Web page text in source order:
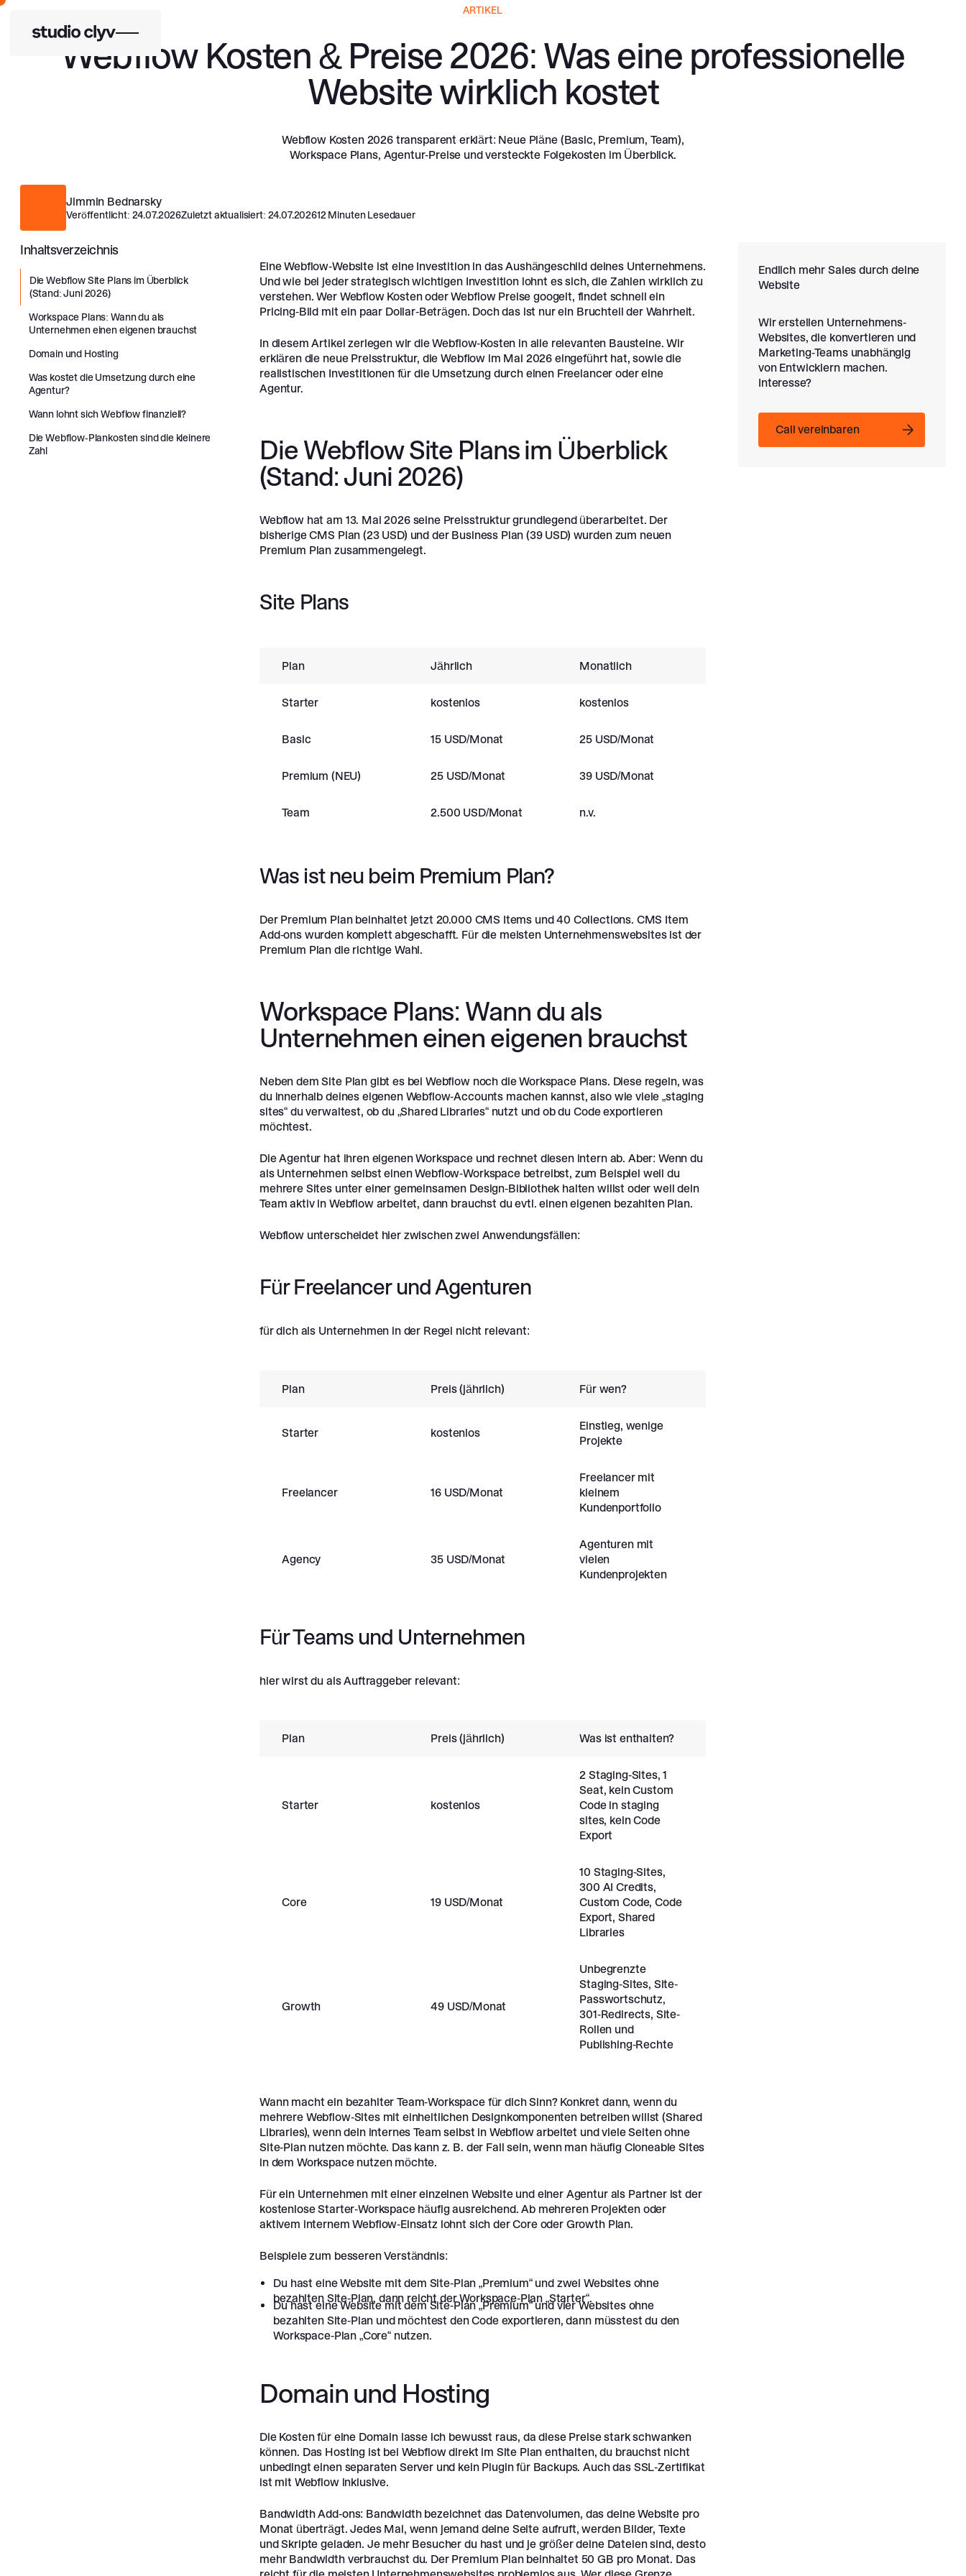
ARTIKEL
Webflow Kosten & Preise 2026: Was eine professionelle
Website wirklich kostet
Webflow Kosten 2026 transparent erklärt: Neue Pläne (Basic, Premium, Team),
Workspace Plans, Agentur-Preise und versteckte Folgekosten im Überblick.
Jimmin Bednarsky
Veröffentlicht: 24.07.2026Zuletzt aktualisiert: 24.07.202612Minuten Lesedauer
Inhaltsverzeichnis
Die Webflow Site Plans im Überblick
(Stand: Juni 2026)
Workspace Plans: Wann du als
Unternehmen einen eigenen brauchst
Domain und Hosting
Was kostet die Umsetzung durch eine
Agentur?
Wann lohnt sich Webflow finanziell?
Die Webflow-Plankosten sind die kleinere
Zahl
Eine Webflow-Website ist eine Investition in das Aushängeschild deines Unternehmens.
Und wie bei jeder strategisch wichtigen Investition lohnt es sich, die Zahlen wirklich zu
verstehen. Wer Webflow Kosten oder Webflow Preise googelt, findet schnell ein
Pricing-Bild mit ein paar Dollar-Beträgen. Doch das ist nur ein Bruchteil der Wahrheit.
In diesem Artikel zerlegen wir die Webflow-Kosten in alle relevanten Bausteine. Wir
erklären die neue Preisstruktur, die Webflow im Mai 2026 eingeführt hat, sowie die
realistischen Investitionen für die Umsetzung durch einen Freelancer oder eine
Agentur.
Die Webflow Site Plans im Überblick
(Stand: Juni 2026)
Webflow hat am 13. Mai 2026 seine Preisstruktur grundlegend überarbeitet. Der
bisherige CMS Plan (23 USD) und der Business Plan (39 USD) wurden zum neuen
Premium Plan zusammengelegt.
Site Plans
Plan Jährlich Monatlich
Starter kostenlos kostenlos
Basic 15 USD/Monat 25 USD/Monat
Premium (NEU) 25 USD/Monat 39 USD/Monat
Team 2.500 USD/Monat n.v.
Was ist neu beim Premium Plan?
Der Premium Plan beinhaltet jetzt 20.000 CMS Items und 40 Collections. CMS Item
Add-ons wurden komplett abgeschafft. Für die meisten Unternehmenswebsites ist der
Premium Plan die richtige Wahl.
Workspace Plans: Wann du als
Unternehmen einen eigenen brauchst
Neben dem Site Plan gibt es bei Webflow noch die Workspace Plans. Diese regeln, was
du innerhalb deines eigenen Webflow-Accounts machen kannst, also wie viele „staging
sites“ du verwaltest, ob du „Shared Libraries“ nutzt und ob du Code exportieren
möchtest.
Die Agentur hat ihren eigenen Workspace und rechnet diesen intern ab. Aber: Wenn du
als Unternehmen selbst einen Webflow-Workspace betreibst, zum Beispiel weil du
mehrere Sites unter einer gemeinsamen Design-Bibliothek halten willst oder weil dein
Team aktiv in Webflow arbeitet, dann brauchst du evtl. einen eigenen bezahlten Plan.
Webflow unterscheidet hier zwischen zwei Anwendungsfällen:
Für Freelancer und Agenturen
für dich als Unternehmen in der Regel nicht relevant:
Plan Preis (jährlich) Für wen?
Starter kostenlos
Einstieg, wenige
Projekte
Freelancer 16 USD/Monat
Freelancer mit
kleinem
Kundenportfolio
Agency 35 USD/Monat
Agenturen mit
vielen
Kundenprojekten
Für Teams und Unternehmen
hier wirst du als Auftraggeber relevant:
Plan Preis (jährlich) Was ist enthalten?
Starter kostenlos
2 Staging-Sites, 1
Seat, kein Custom
Code in staging
sites, kein Code
Export
Core 19 USD/Monat
10 Staging-Sites,
300 AI Credits,
Custom Code, Code
Export, Shared
Libraries
Growth 49 USD/Monat
Unbegrenzte
Staging-Sites, Site-
Passwortschutz,
301-Redirects, Site-
Rollen und
Publishing-Rechte
Wann macht ein bezahlter Team-Workspace für dich Sinn? Konkret dann, wenn du
mehrere Webflow-Sites mit einheitlichen Designkomponenten betreiben willst (Shared
Libraries), wenn dein internes Team selbst in Webflow arbeitet und viele Seiten ohne
Site-Plan nutzen möchte. Das kann z. B. der Fall sein, wenn man häufig Cloneable Sites
in dem Workspace nutzen möchte.
Für ein Unternehmen mit einer einzelnen Website und einer Agentur als Partner ist der
kostenlose Starter-Workspace häufig ausreichend. Ab mehreren Projekten oder
aktivem internem Webflow-Einsatz lohnt sich der Core oder Growth Plan.
Beispiele zum besseren Verständnis:
Du hast eine Website mit dem Site-Plan „Premium“ und zwei Websites ohne
bezahlten Site-Plan, dann reicht der Workspace-Plan „Starter“.
Du hast eine Website mit dem Site-Plan „Premium“ und vier Websites ohne
bezahlten Site-Plan und möchtest den Code exportieren, dann müsstest du den
Workspace-Plan „Core“ nutzen.
Domain und Hosting
Die Kosten für eine Domain lasse ich bewusst raus, da diese Preise stark schwanken
können. Das Hosting ist bei Webflow direkt im Site Plan enthalten, du brauchst nicht
unbedingt einen separaten Server und kein Plugin für Backups. Auch das SSL-Zertifikat
ist mit Webflow inklusive.
Bandwidth Add-ons: Bandwidth bezeichnet das Datenvolumen, das deine Website pro
Monat überträgt. Jedes Mal, wenn jemand deine Seite aufruft, werden Bilder, Texte
und Skripte geladen. Je mehr Besucher du hast und je größer deine Dateien sind, desto
mehr Bandwidth verbrauchst du. Der Premium Plan beinhaltet 50 GB pro Monat. Das
Endlich mehr Sales durch deine
Website
Wir erstellen Unternehmens-
Websites, die konvertieren und
Marketing-Teams unabhängig
von Entwicklern machen.
Interesse?
Call vereinbaren